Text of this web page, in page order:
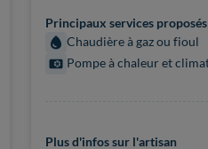
Principaux services proposés
Chaudière à gaz ou fioul
Pompe à chaleur et
Plus d'infos sur l'artisan